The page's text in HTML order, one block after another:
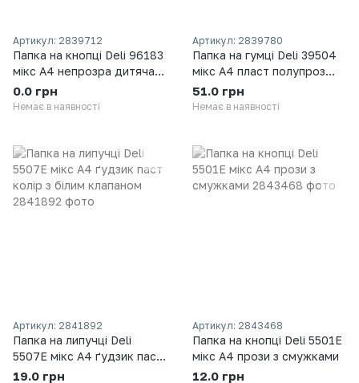
Артикул: 2839712
Папка на кнопці Deli 96183
мікс А4 непрозра дитяча з
малюнком
0.0 грн
Немає в наявності
Артикул: 2839780
Папка на гумці Deli 39504
мікс A4 пласт полупроз
зерк покр 2рез
51.0 грн
Немає в наявності
Артикул: 2841892
Папка на липучці Deli
5507Е мікс А4 ґудзик паст
колір з білим клапаном
19.0 грн
Артикул: 2843468
Папка на кнопці Deli 5501Е
мікс А4 прози з смужками
12.0 грн